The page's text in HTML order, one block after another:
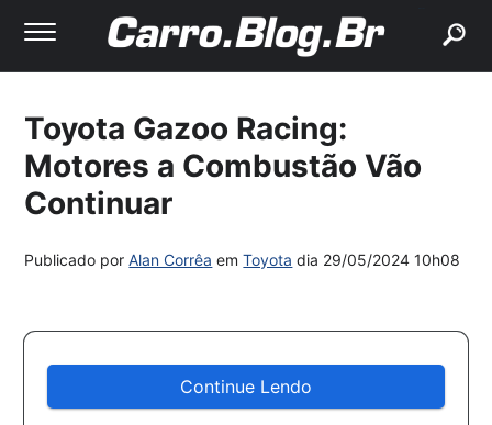
Toyota Gazoo Racing:
Motores a Combustão Vão
Continuar
Publicado porAlan Corrêa emToyota dia 29/05/2024 10h08
Continue Lendo